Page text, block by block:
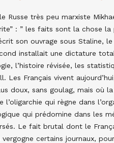
Russe très peu marxiste
: ” les faits sont la chose la
son ouvrage sous Staline,
installait une dictature
l’histoire révisée, les
Les Français vivent
doux, sans goulag, mais où
qui règne dans
qui prédomine dans les
Le fait brutal dont le
certains journaux,